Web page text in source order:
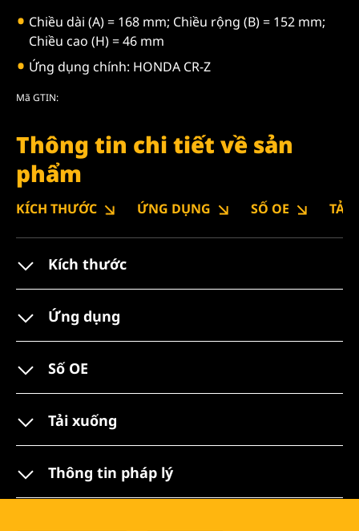
Chiều dài (A) = 168 mm; Chiều rộng (B) = 152 mm;
Chiều cao (H) = 46 mm
Ứng dụng chính: HONDA CR-Z
Mã GTIN:
Thông tin chi tiết về sản
phẩm
KÍCH THƯỚC ỨNG DỤNG SỐ OE TẢI
Kích thước
Ứng dụng
Số OE
Tải xuống
Thông tin pháp lý